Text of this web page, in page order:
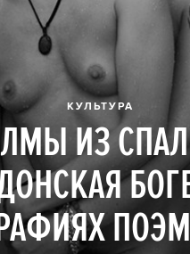
КУЛЬТУРА
ИЗ